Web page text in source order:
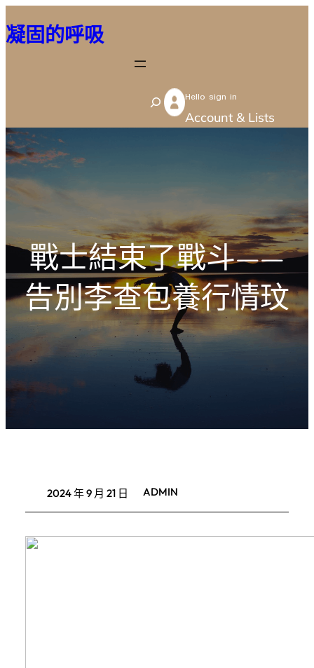
至
容
凝固的呼吸
S
e
Hello sign in
Account & Lists
戰士結束了戰斗——
告別李查包養行情玟
2024 年 9 月 21 日 ADMIN